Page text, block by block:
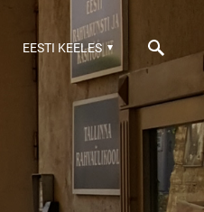
EESTI KEELES